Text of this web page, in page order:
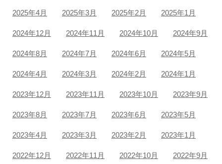
2025年4月 2025年3月 2025年2月 2025年1月
2024年12月 2024年11月 2024年10月 2024年9月
2024年8月 2024年7月 2024年6月 2024年5月
2024年4月 2024年3月 2024年2月 2024年1月
2023年12月 2023年11月 2023年10月 2023年9月
2023年8月 2023年7月 2023年6月 2023年5月
2023年4月 2023年3月 2023年2月 2023年1月
2022年12月 2022年11月 2022年10月 2022年9月